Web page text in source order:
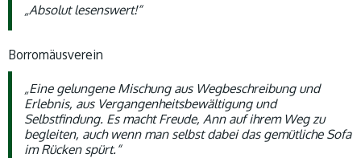
„Absolut lesenswert!“
Borromäusverein
„Eine gelungene Mischung aus Wegbeschreibung und
Erlebnis, aus Vergangenheitsbewältigung und
Selbstfindung. Es macht Freude, Ann auf ihrem Weg zu
begleiten, auch wenn man selbst dabei das gemütliche Sofa
im Rücken spürt.“